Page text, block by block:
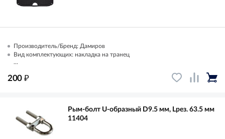
Производитель/Бренд: Дамиров
Вид комплектующих: накладка на транец
...
200 ₽
Рым-болт U-образный D9.5 мм, Lрез. 63.5 мм
11404